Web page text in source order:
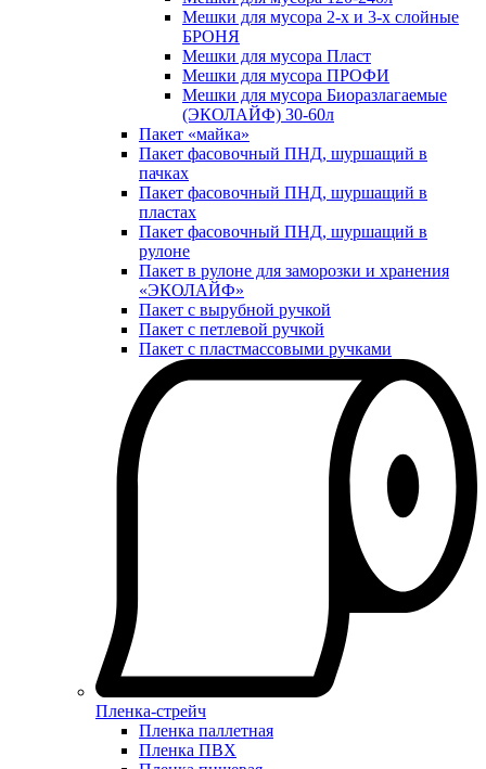
Мешки для мусора 2-х и 3-х слойные
БРОНЯ
Мешки для мусора Пласт
Мешки для мусора ПРОФИ
Мешки для мусора Биоразлагаемые
(ЭКОЛАЙФ) 30-60л
Пакет «майка»
Пакет фасовочный ПНД, шуршащий в
пачках
Пакет фасовочный ПНД, шуршащий в
пластах
Пакет фасовочный ПНД, шуршащий в
рулоне
Пакет в рулоне для заморозки и хранения
«ЭКОЛАЙФ»
Пакет с вырубной ручкой
Пакет с петлевой ручкой
Пакет с пластмассовыми ручками
Пленка-стрейч
Пленка паллетная
Пленка ПВХ